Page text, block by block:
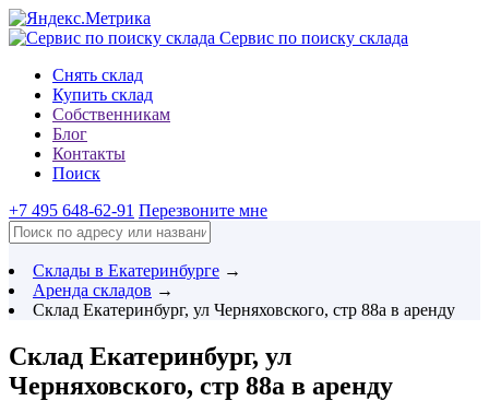
Сервис по поиску склада
Снять склад
Купить склад
Собственникам
Блог
Контакты
Поиск
+7 495 648-62-91 Перезвоните мне
Склады в Екатеринбурге →
Аренда складов →
Склад Екатеринбург, ул Черняховского, стр 88а в аренду
Склад Екатеринбург, ул
Черняховского, стр 88а в аренду